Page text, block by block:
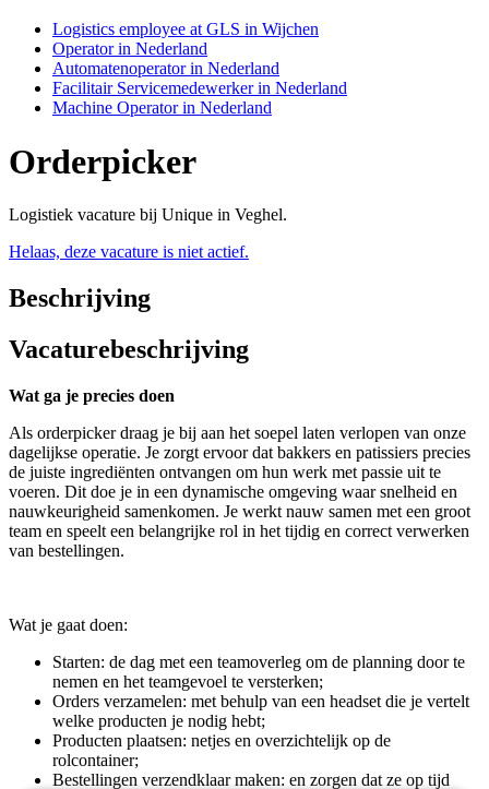
Logistics employee at GLS in Wijchen
Operator in Nederland
Automatenoperator in Nederland
Facilitair Servicemedewerker in Nederland
Machine Operator in Nederland
Orderpicker
Logistiek vacature bij Unique in Veghel.
Helaas, deze vacature is niet actief.
Beschrijving
Vacaturebeschrijving
Wat ga je precies doen
Als orderpicker draag je bij aan het soepel laten verlopen van onze
dagelijkse operatie. Je zorgt ervoor dat bakkers en patissiers precies
de juiste ingrediënten ontvangen om hun werk met passie uit te
voeren. Dit doe je in een dynamische omgeving waar snelheid en
nauwkeurigheid samenkomen. Je werkt nauw samen met een groot
team en speelt een belangrijke rol in het tijdig en correct verwerken
van bestellingen.
Wat je gaat doen:
Starten: de dag met een teamoverleg om de planning door te
nemen en het teamgevoel te versterken;
Orders verzamelen: met behulp van een headset die je vertelt
welke producten je nodig hebt;
Producten plaatsen: netjes en overzichtelijk op de
rolcontainer;
Bestellingen verzendklaar maken: en zorgen dat ze op tijd